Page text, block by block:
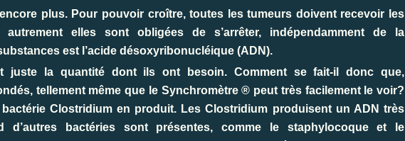
plus. Pour pouvoir croître, toutes les tumeurs doivent recevoir les
autrement elles sont obligées de s’arrêter, indépendamment de la
est l’acide désoxyribonucléique (ADN).
juste la quantité dont ils ont besoin. Comment se fait-il donc que,
tellement même que le Synchromètre ® peut très facilement le voir?
bactérie Clostridium en produit. Les Clostridium produisent un ADN très
d’autres bactéries sont présentes, comme le staphylocoque et le